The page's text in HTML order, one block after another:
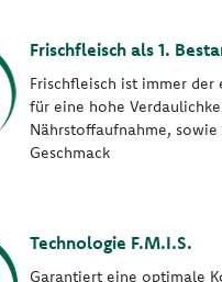
Frischfleisch als 1.
Frischfleisch ist immer der
für eine hohe
Nährstoffaufnahme, sowie
Geschmack
Technologie F.M.I.S.
Garantiert eine optimale